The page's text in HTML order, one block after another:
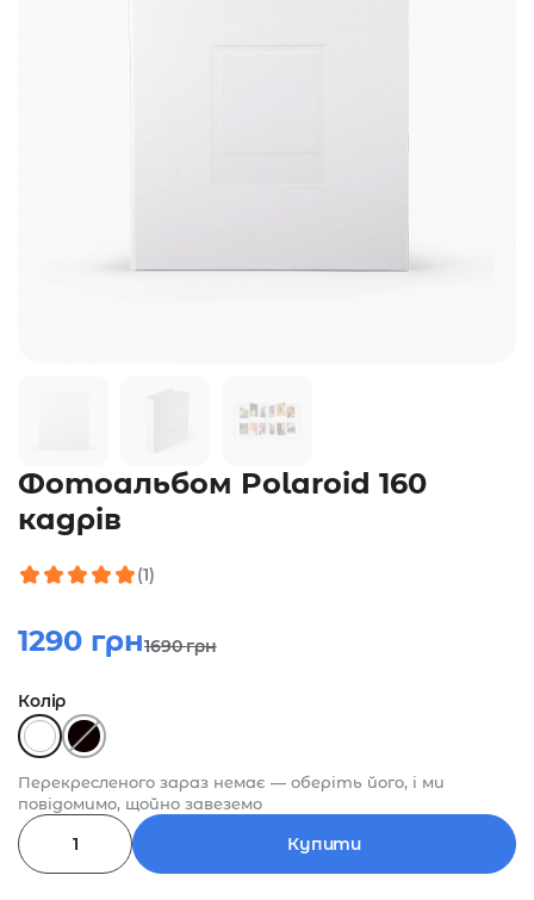
Фотоальбом Polaroid 160
кадрів
(1)
1690грн
1290 грн
Колір
Перекресленого зараз немає — оберіть його, і ми
повідомимо, щойно завеземо
Купити